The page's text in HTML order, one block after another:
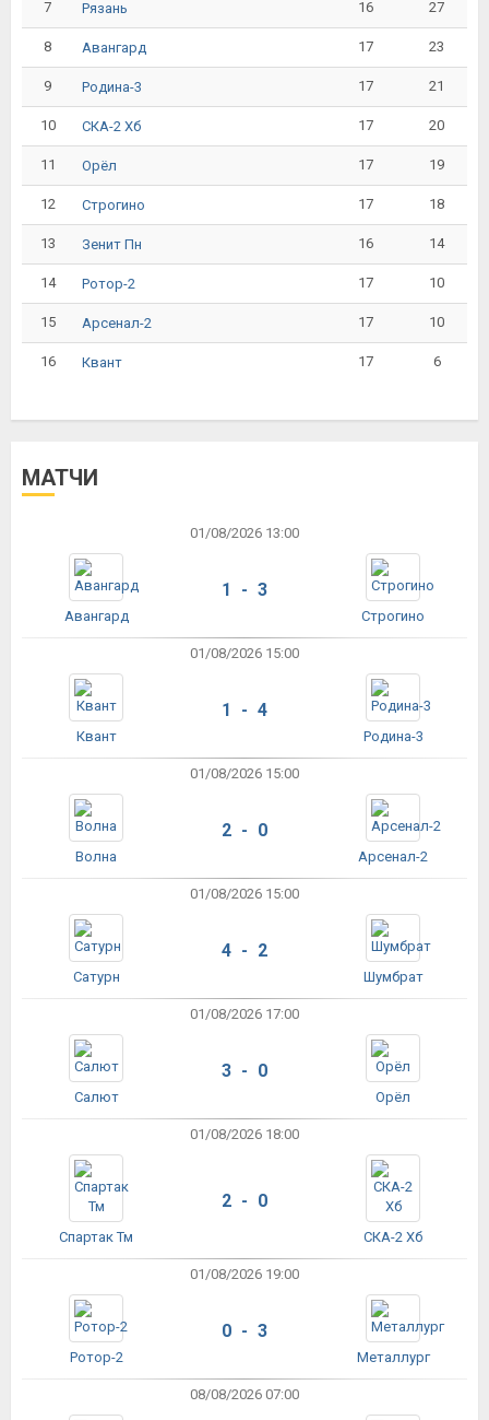
7 Рязань 16 27
8 Авангард 17 23
9 Родина-3 17 21
10 СКА-2 Хб 17 20
11 Орёл 17 19
12 Строгино 17 18
13 Зенит Пн 16 14
14 Ротор-2 17 10
15 Арсенал-2 17 10
16 Квант 17 6
МАТЧИ
01/08/2026 13:00
Авангард
1 - 3
Строгино
01/08/2026 15:00
Квант
1 - 4
Родина-3
01/08/2026 15:00
Волна
2 - 0
Арсенал-2
01/08/2026 15:00
Сатурн
4 - 2
Шумбрат
01/08/2026 17:00
Салют
3 - 0
Орёл
01/08/2026 18:00
Спартак Тм
2 - 0
СКА-2 Хб
01/08/2026 19:00
Ротор-2
0 - 3
Металлург
08/08/2026 07:00